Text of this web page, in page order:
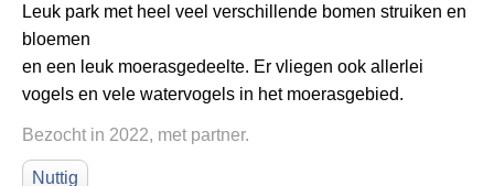
Leuk park met heel veel verschillende bomen struiken en
bloemen
en een leuk moerasgedeelte. Er vliegen ook allerlei
vogels en vele watervogels in het moerasgebied.
Bezocht in 2022, met partner.
Nuttig